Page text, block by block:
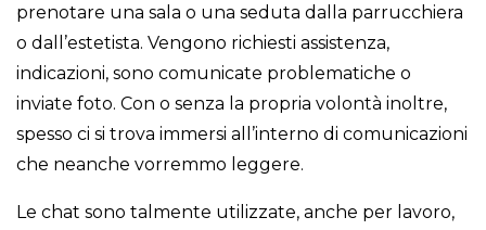
prenotare una sala o una seduta dalla parrucchiera
o dall’estetista. Vengono richiesti assistenza,
indicazioni, sono comunicate problematiche o
inviate foto. Con o senza la propria volontà inoltre,
spesso ci si trova immersi all’interno di comunicazioni
che neanche vorremmo leggere.
Le chat sono talmente utilizzate, anche per lavoro,